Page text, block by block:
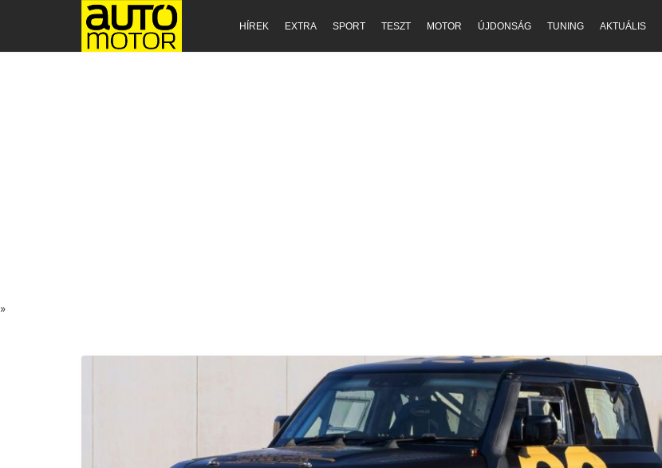
HÍREK EXTRA SPORT TESZT MOTOR ÚJDONSÁG TUNING AKTUÁLIS
»